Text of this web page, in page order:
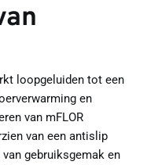
loopgeluiden tot een
en
van mFLOR
van een antislip
gebruiksgemak en